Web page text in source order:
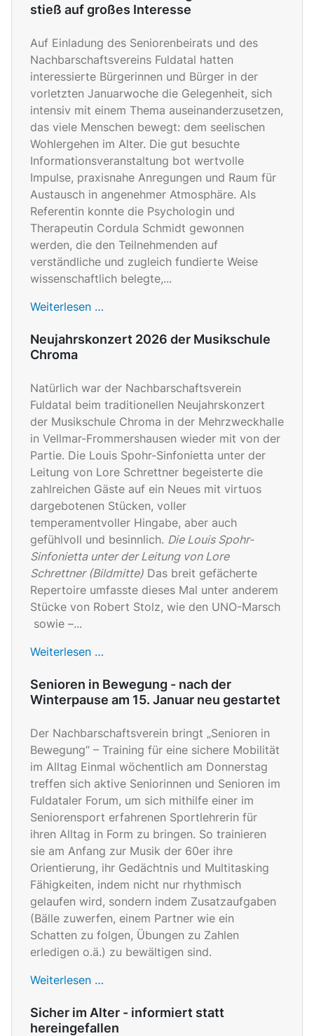
stieß auf großes Interesse
Auf Einladung des Seniorenbeirats und des
Nachbarschaftsvereins Fuldatal hatten
interessierte Bürgerinnen und Bürger in der
vorletzten Januarwoche die Gelegenheit, sich
intensiv mit einem Thema auseinanderzusetzen,
das viele Menschen bewegt: dem seelischen
Wohlergehen im Alter. Die gut besuchte
Informationsveranstaltung bot wertvolle
Impulse, praxisnahe Anregungen und Raum für
Austausch in angenehmer Atmosphäre. Als
Referentin konnte die Psychologin und
Therapeutin Cordula Schmidt gewonnen
werden, die den Teilnehmenden auf
verständliche und zugleich fundierte Weise
wissenschaftlich belegte,...
Weiterlesen …
Neujahrskonzert 2026 der Musikschule
Chroma
Natürlich war der Nachbarschaftsverein
Fuldatal beim traditionellen Neujahrskonzert
der Musikschule Chroma in der Mehrzweckhalle
in Vellmar-Frommershausen wieder mit von der
Partie. Die Louis Spohr-Sinfonietta unter der
Leitung von Lore Schrettner begeisterte die
zahlreichen Gäste auf ein Neues mit virtuos
dargebotenen Stücken, voller
temperamentvoller Hingabe, aber auch
gefühlvoll und besinnlich. Die Louis Spohr-
Sinfonietta unter der Leitung von Lore
Schrettner (Bildmitte) Das breit gefächerte
Repertoire umfasste dieses Mal unter anderem
Stücke von Robert Stolz, wie den UNO-Marsch
sowie –...
Weiterlesen …
Senioren in Bewegung - nach der
Winterpause am 15. Januar neu gestartet
Der Nachbarschaftsverein bringt „Senioren in
Bewegung“ – Training für eine sichere Mobilität
im Alltag Einmal wöchentlich am Donnerstag
treffen sich aktive Seniorinnen und Senioren im
Fuldataler Forum, um sich mithilfe einer im
Seniorensport erfahrenen Sportlehrerin für
ihren Alltag in Form zu bringen. So trainieren
sie am Anfang zur Musik der 60er ihre
Orientierung, ihr Gedächtnis und Multitasking
Fähigkeiten, indem nicht nur rhythmisch
gelaufen wird, sondern indem Zusatzaufgaben
(Bälle zuwerfen, einem Partner wie ein
Schatten zu folgen, Übungen zu Zahlen
erledigen o.ä.) zu bewältigen sind.
Weiterlesen …
Sicher im Alter - informiert statt
hereingefallen